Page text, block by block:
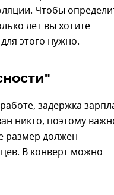
Чтобы
лет вы хотите
этого нужно.
задержка
никто, поэтому
размер должен
В конверт можно